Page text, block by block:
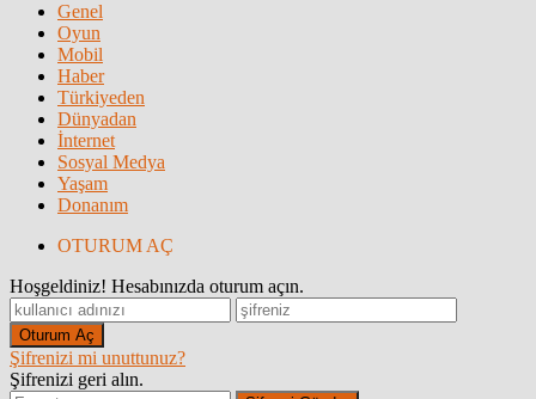
Genel
Oyun
Mobil
Haber
Türkiyeden
Dünyadan
İnternet
Sosyal Medya
Yaşam
Donanım
OTURUM AÇ
Hoşgeldiniz! Hesabınızda oturum açın.
Şifrenizi mi unuttunuz?
Şifrenizi geri alın.